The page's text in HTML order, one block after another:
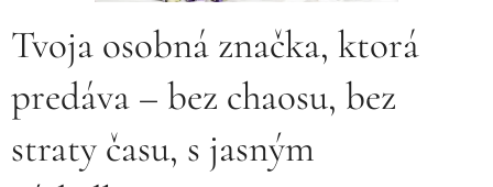
Tvoja osobná značka, ktorá
predáva – bez chaosu, bez
straty času, s jasným